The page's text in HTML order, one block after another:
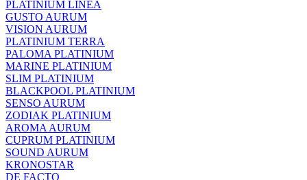
PLATINIUM LINEA
GUSTO AURUM
VISION AURUM
PLATINIUM TERRA
PALOMA PLATINIUM
MARINE PLATINIUM
SLIM PLATINIUM
BLACKPOOL PLATINIUM
SENSO AURUM
ZODIAK PLATINIUM
AROMA AURUM
CUPRUM PLATINIUM
SOUND AURUM
KRONOSTAR
DE FACTO